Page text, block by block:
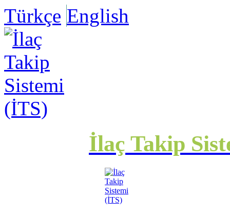
Türkçe English
İlaç Takip